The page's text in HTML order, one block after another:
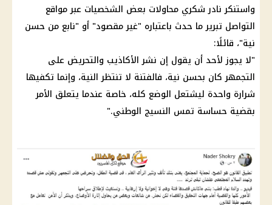
واستنكرنادر شكري محاولات بعض الشخصيات عبر مواقع
التواصل تبرير ما حدث باعتباره "غير مقصود" أو "نابع من حسن
نية"، قائلًا:
"لا يجوز لأحد أن يقول إن نشر الأكاذيب والتحريض على
التجمهر كان بحسن نية، فالفتنة لا تنتظر النية، وإنما تكفيها
شرارة واحدة ليشتعل الوضع كله، خاصة عندما يتعلق الأمر
بقضية حساسة تمس النسيج الوطني."